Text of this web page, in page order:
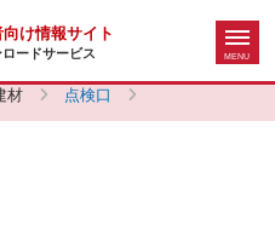
け情報サイト
ードサービス
材
点検口